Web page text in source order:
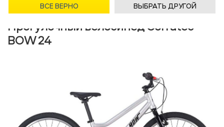
Прогулочный велосипед Corratec
BOW 24
ВСЕ ВЕРНО ВЫБРАТЬ ДРУГОЙ